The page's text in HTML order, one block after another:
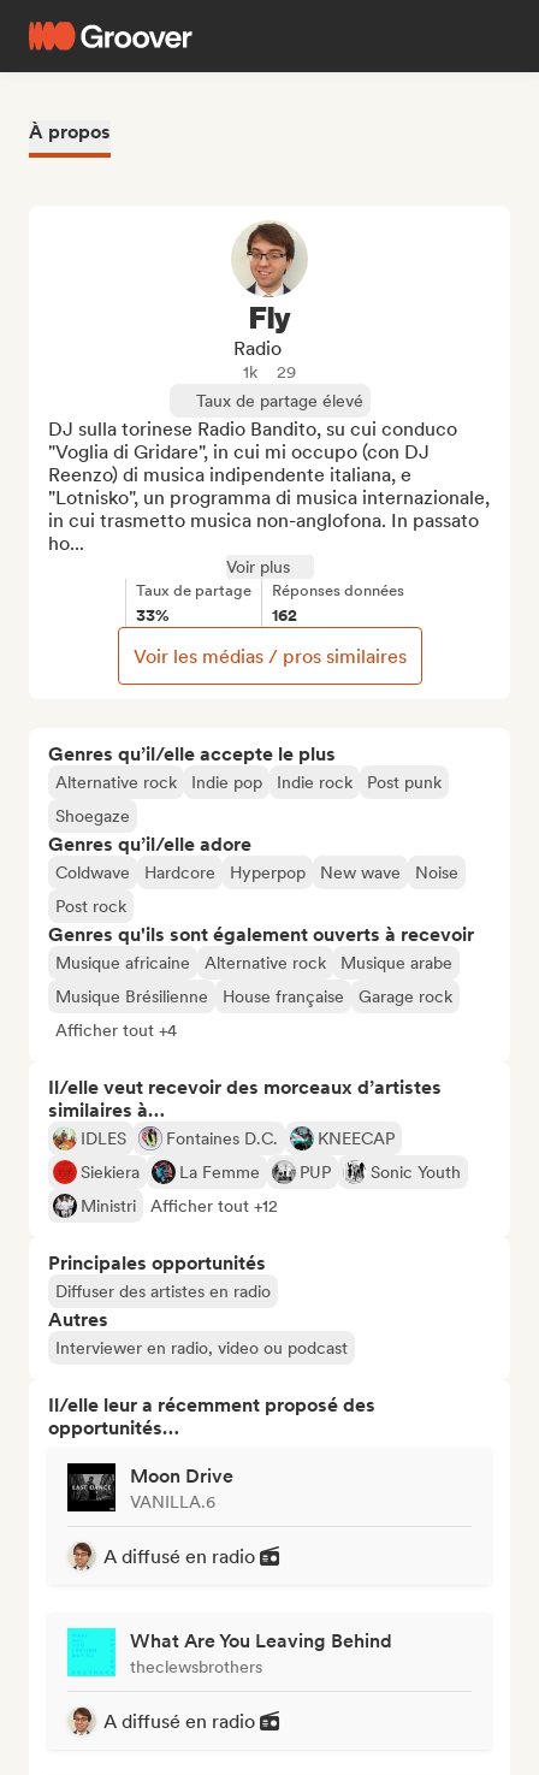
À propos
Genres qu’il/elle accepte le plus
Alternative rock Indie pop Indie rock
Post punk
Shoegaze
Genres qu’il/elle adore
Coldwave Hardcore Hyperpop New wave
Noise
Post rock
Genres qu'ils sont également ouverts à recevoir
Musique africaine Alternative rock
Musique arabe
Musique Brésilienne
House française
Garage rock
Afficher tout +4
Il/elle veut recevoir des morceaux d’artistes
similaires à…
IDLES Fontaines D.C.
KNEECAP
Siekiera
La Femme PUP
Sonic Youth
Ministri
Afficher tout +12
Principales opportunités
Diffuser des artistes en radio
Autres
Interviewer en radio, video ou podcast
Il/elle leur a récemment proposé des
opportunités…
Moon Drive
VANILLA.6
A diffusé en radio
What Are You Leaving Behind
theclewsbrothers
A diffusé en radio
Fly
Radio
1k
29
Taux de partage élevé
DJ sulla torinese Radio Bandito, su cui conduco
"Voglia di Gridare", in cui mi occupo (con DJ
Reenzo) di musica indipendente italiana, e
"Lotnisko", un programma di musica internazionale,
in cui trasmetto musica non-anglofona. In passato
ho...
Voir plus
Taux de partage
33%
Réponses données
162
Voir les médias / pros similaires